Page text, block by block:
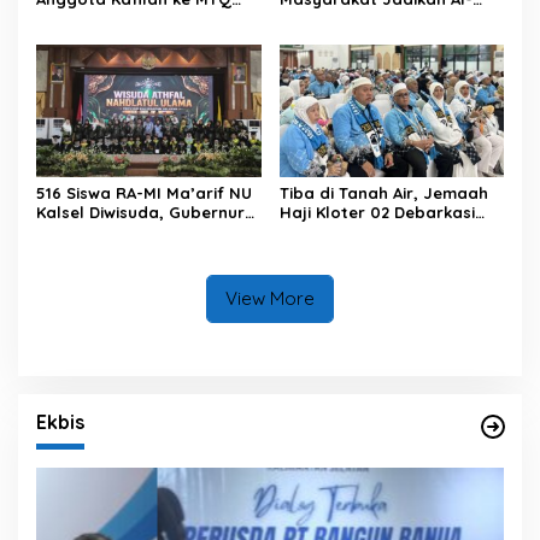
MTQ Nasional XXXVII
Tingkat Provinsi Kalsel
516 Siswa RA-MI Ma’arif NU
Kalsel Diwisuda, Gubernur
Tiba di Tanah Air, Jemaah
Haji Kloter 02 Debarkasi
View More
Ekbis